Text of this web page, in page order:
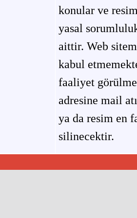
konular ve
yasal
aittir. Web
kabul
faaliyet
adresine mail
ya da resim en
silinecektir.